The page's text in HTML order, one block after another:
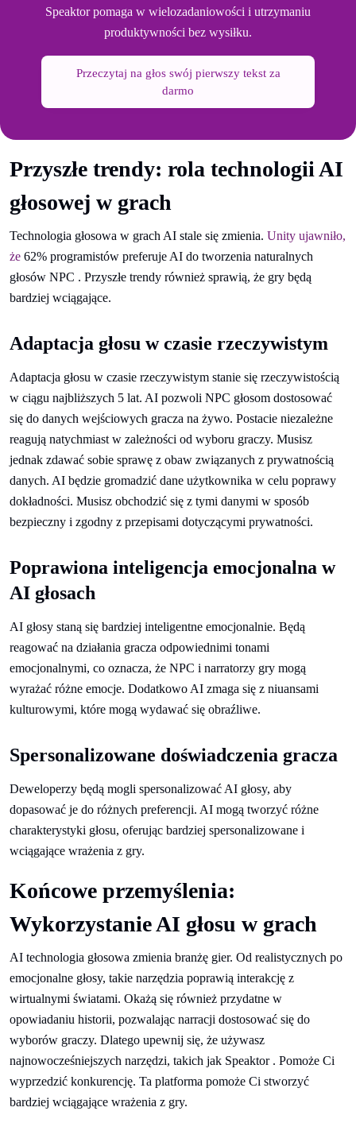
Speaktor pomaga w wielozadaniowości i utrzymaniu
produktywności bez wysiłku.
Przeczytaj na głos swój pierwszy tekst za
darmo
Przyszłe trendy: rola technologii AI
głosowej w grach
Technologia głosowa w grach AI stale się zmienia. Unity ujawniło,
że 62% programistów preferuje AI do tworzenia naturalnych
głosów NPC . Przyszłe trendy również sprawią, że gry będą
bardziej wciągające.
Adaptacja głosu w czasie rzeczywistym
Adaptacja głosu w czasie rzeczywistym stanie się rzeczywistością
w ciągu najbliższych 5 lat. AI pozwoli NPC głosom dostosować
się do danych wejściowych gracza na żywo. Postacie niezależne
reagują natychmiast w zależności od wyboru graczy. Musisz
jednak zdawać sobie sprawę z obaw związanych z prywatnością
danych. AI będzie gromadzić dane użytkownika w celu poprawy
dokładności. Musisz obchodzić się z tymi danymi w sposób
bezpieczny i zgodny z przepisami dotyczącymi prywatności.
Poprawiona inteligencja emocjonalna w
AI głosach
AI głosy staną się bardziej inteligentne emocjonalnie. Będą
reagować na działania gracza odpowiednimi tonami
emocjonalnymi, co oznacza, że NPC i narratorzy gry mogą
wyrażać różne emocje. Dodatkowo AI zmaga się z niuansami
kulturowymi, które mogą wydawać się obraźliwe.
Spersonalizowane doświadczenia gracza
Deweloperzy będą mogli spersonalizować AI głosy, aby
dopasować je do różnych preferencji. AI mogą tworzyć różne
charakterystyki głosu, oferując bardziej spersonalizowane i
wciągające wrażenia z gry.
Końcowe przemyślenia:
Wykorzystanie AI głosu w grach
AI technologia głosowa zmienia branżę gier. Od realistycznych po
emocjonalne głosy, takie narzędzia poprawią interakcję z
wirtualnymi światami. Okażą się również przydatne w
opowiadaniu historii, pozwalając narracji dostosować się do
wyborów graczy. Dlatego upewnij się, że używasz
najnowocześniejszych narzędzi, takich jak Speaktor . Pomoże Ci
wyprzedzić konkurencję. Ta platforma pomoże Ci stworzyć
bardziej wciągające wrażenia z gry.